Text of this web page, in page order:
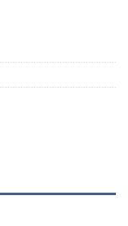
- 3 месяца